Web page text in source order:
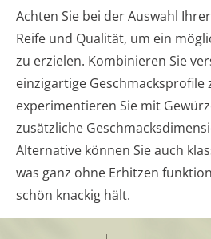
Achten Sie bei der Auswahl
Reife und Qualität, um ein
zu erzielen. Kombinieren Sie
einzigartige Geschmacksprofile
experimentieren Sie mit
zusätzliche
Alternative können Sie auch
was ganz ohne Erhitzen
schön knackig hält.